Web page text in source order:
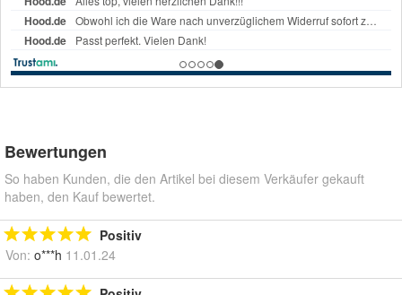
Bewertungen
So haben Kunden, die den Artikel bei diesem Verkäufer gekauft
haben, den Kauf bewertet.
Positiv
Von: o***h 11.01.24